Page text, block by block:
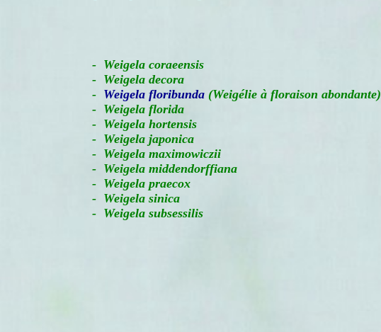
- Weigela coraeensis
- Weigela decora
- Weigela floribunda (Weigélie à floraison abondante)
- Weigela florida
- Weigela hortensis
- Weigela japonica
- Weigela maximowiczii
- Weigela middendorffiana
- Weigela praecox
- Weigela sinica
- Weigela subsessilis